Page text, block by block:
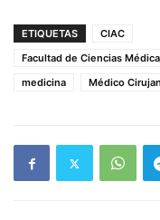
ETIQUETAS
CIAC
Facultad de Ciencias
medicina
Médico